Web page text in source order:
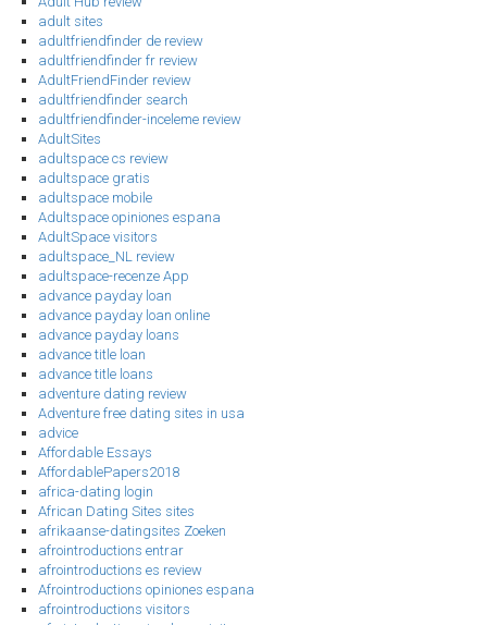
adult sites
adultfriendfinder de review
adultfriendfinder fr review
AdultFriendFinder review
adultfriendfinder search
adultfriendfinder-inceleme review
AdultSites
adultspace cs review
adultspace gratis
adultspace mobile
Adultspace opiniones espana
AdultSpace visitors
adultspace_NL review
adultspace-recenze App
advance payday loan
advance payday loan online
advance payday loans
advance title loan
advance title loans
adventure dating review
Adventure free dating sites in usa
advice
Affordable Essays
AffordablePapers2018
africa-dating login
African Dating Sites sites
afrikaanse-datingsites Zoeken
afrointroductions entrar
afrointroductions es review
Afrointroductions opiniones espana
afrointroductions visitors